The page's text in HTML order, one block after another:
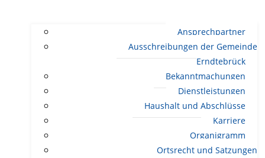
Ansprechpartner
Ausschreibungen der Gemeinde
Erndtebrück
Bekanntmachungen
Dienstleistungen
Haushalt und Abschlüsse
Karriere
Organigramm
Ortsrecht und Satzungen